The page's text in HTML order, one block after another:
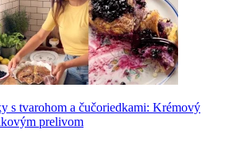
s tvarohom a čučoriedkami: Krémový
prelivom